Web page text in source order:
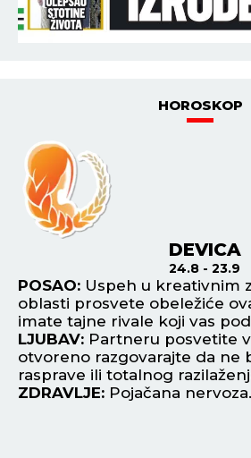
OD PROBLEMA S ELEKTRIČNOM
POGLEDAJ SVE